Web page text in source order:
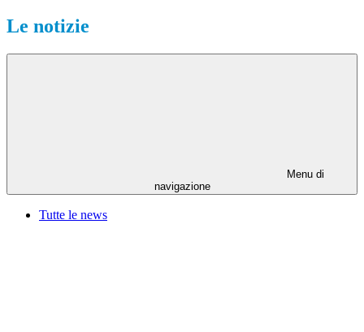
Le notizie
Menu di
navigazione
Tutte le news